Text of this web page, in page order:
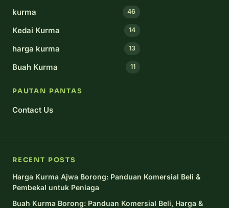
kurma 46
Kedai Kurma 14
harga kurma 13
Buah Kurma 11
PAUTAN PANTAS
Contact Us
RECENT POSTS
Harga Kurma Ajwa Borong: Panduan Komersial Beli &
Pembekal untuk Peniaga
Buah Kurma Borong: Panduan Komersial Beli, Harga &